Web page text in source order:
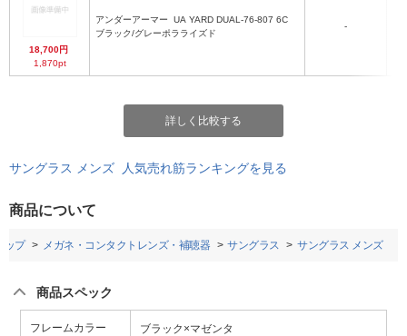
18,700円
1,870pt
アンダーアーマー
ブラック/グレーポラライズド
-
詳しく比較する
サングラス メンズ 人気売れ筋ランキングを見る
商品について
ップ メガネ・コンタクトレンズ・補聴器 サングラス サングラス メンズ
商品スペック
フレームカラー ブラック×マゼンタ